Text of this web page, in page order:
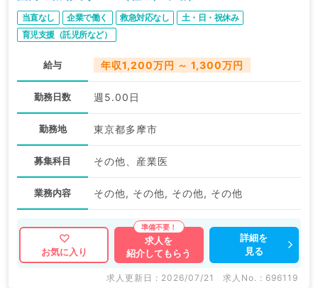
当直なし 企業で働く 救急対応なし
土・日・祝休み
育児支援（託児所など）
給与 年収1,200万円 ～ 1,300万円
勤務日数 週5.00日
勤務地 東京都多摩市
募集科目 その他、産業医
業務内容 その他, その他, その他, その他
お気に入り
求人を
紹介してもらう
詳細を
見る
求人更新日 : 2026/07/21 求人No. : 696119